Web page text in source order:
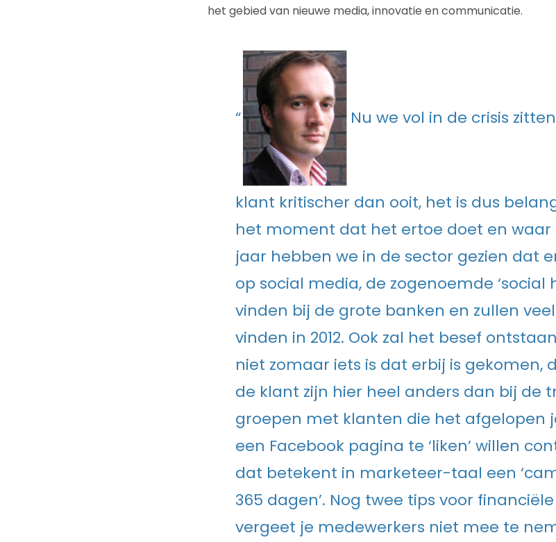
het gebied van nieuwe media, innovatie en communicatie.
“ Nu we vol in de crisis
klant kritischer dan ooit, het is dus
het moment dat het ertoe doet en waar
jaar hebben we in de sector gezien dat
op social media, de zogenoemde ‘social
vinden bij de grote banken en zullen
vinden in 2012. Ook zal het besef
niet zomaar iets is dat erbij is gekomen,
de klant zijn hier heel anders dan bij de
groepen met klanten die het afgelopen
een Facebook pagina te ‘liken’ willen
dat betekent in marketeer-taal een
365 dagen’. Nog twee tips voor
vergeet je medewerkers niet mee te